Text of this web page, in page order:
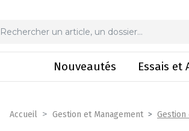
Nouveautés Essais et
Accueil Gestion et Management Gestion